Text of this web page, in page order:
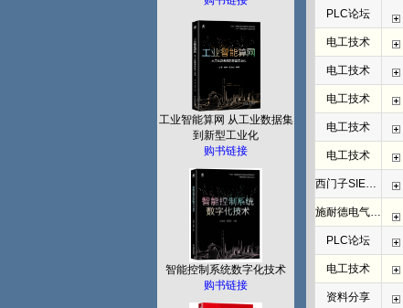
工业智能算网 从工业数据集
到新型工业化
购书链接
智能控制系统数字化技术
购书链接
PLC论坛
电工技术
电工技术
电工技术
电工技术
电工技术
西门子SIEMENS
施耐德电气PLC
PLC论坛
电工技术
资料分享